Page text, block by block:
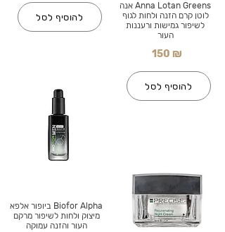
להוסיף לסל
Biofor Alpha ביופור אלפא
מיצוק ולחות לשיפור מרקם
העור והזנה עמוקה
Anna Lotan Greens אנה
לוטן קרם הזנה ולחות לגוף
לשיפור גמישות ורעננות
העור
150 ₪
להוסיף לסל